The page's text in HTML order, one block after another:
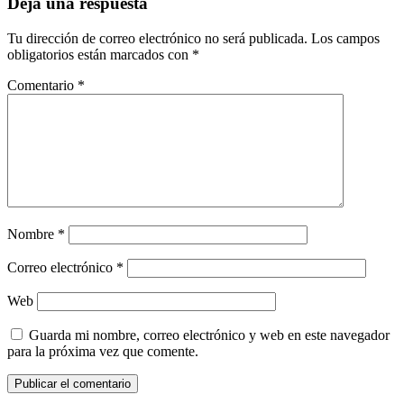
Tu dirección de correo electrónico no será publicada. Los campos
obligatorios están marcados con *
Comentario *
Nombre *
Correo electrónico *
Web
Guarda mi nombre, correo electrónico y web en este navegador
para la próxima vez que comente.